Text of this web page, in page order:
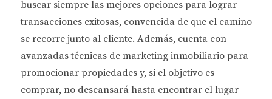
primer año. Esta cantidad puede ser deducida, lo
que reduce tu ingreso imponible y te ahorra dinero
en impuestos.
Impuestos a la Propiedad
Los impuestos a la propiedad son otra deducción
buscar siempre las mejores opciones para lograr
transacciones exitosas, convencida de que el camino
se recorre junto al cliente. Además, cuenta con
avanzadas técnicas de marketing inmobiliario para
promocionar propiedades y, si el objetivo es
comprar, no descansará hasta encontrar el lugar